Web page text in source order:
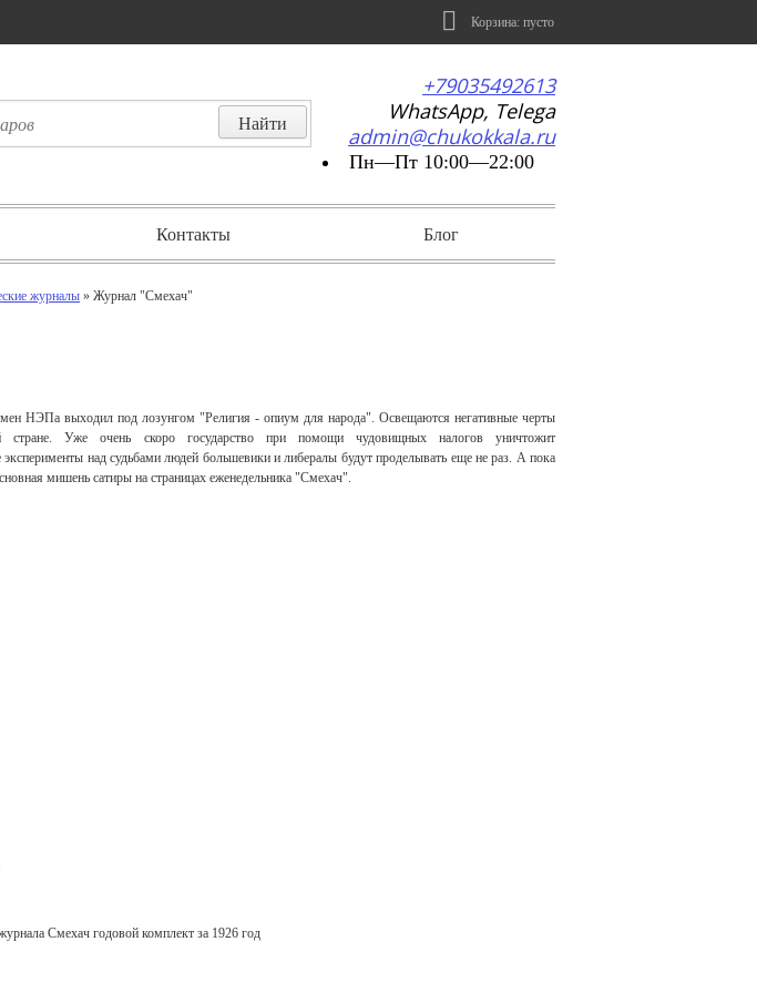
Корзина: пусто
+79035492613
WhatsApp, Telega
admin@chukokkala.ru
Пн—Пт 10:00—22:00
Контакты Блог
журналы » Журнал "Смехач"
НЭПа выходил под лозунгом "Религия - опиум для народа". Освещаются негативные черты
стране. Уже очень скоро государство при помощи чудовищных налогов уничтожит
над судьбами людей большевики и либералы будут проделывать еще не раз. А пока
мишень сатиры на страницах еженедельника "Смехач".
Смехач годовой комплект за 1926 год